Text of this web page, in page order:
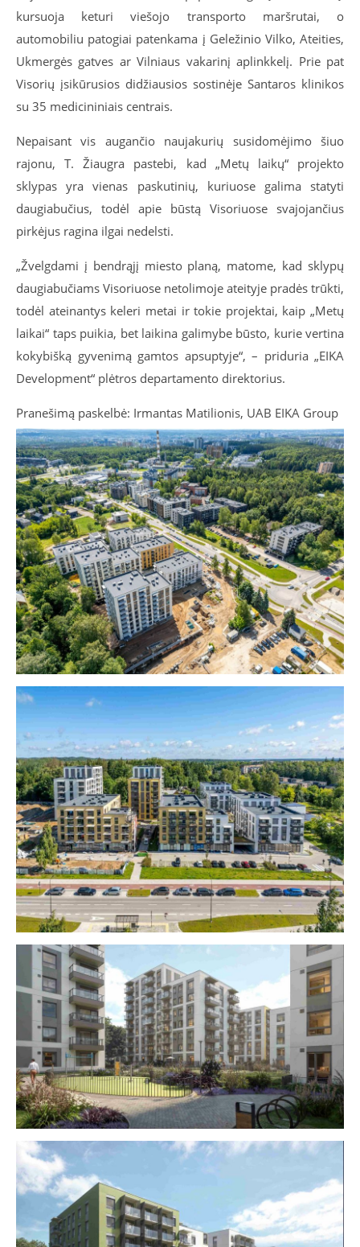
kursuoja keturi viešojo transporto maršrutai, o
automobiliu patogiai patenkama į Geležinio Vilko, Ateities,
Ukmergės gatves ar Vilniaus vakarinį aplinkkelį. Prie pat
Visorių įsikūrusios didžiausios sostinėje Santaros klinikos
su 35 medicininiais centrais.
Nepaisant vis augančio naujakurių susidomėjimo šiuo
rajonu, T. Žiaugra pastebi, kad „Metų laikų“ projekto
sklypas yra vienas paskutinių, kuriuose galima statyti
daugiabučius, todėl apie būstą Visoriuose svajojančius
pirkėjus ragina ilgai nedelsti.
„Žvelgdami į bendrąjį miesto planą, matome, kad sklypų
daugiabučiams Visoriuose netolimoje ateityje pradės trūkti,
todėl ateinantys keleri metai ir tokie projektai, kaip „Metų
laikai“ taps puikia, bet laikina galimybe būsto, kurie vertina
kokybišką gyvenimą gamtos apsuptyje“, – priduria „EIKA
Development“ plėtros departamento direktorius.
Pranešimą paskelbė: Irmantas Matilionis, UAB EIKA Group